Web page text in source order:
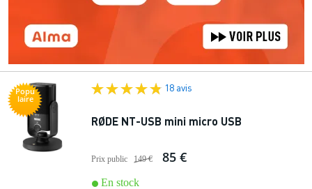
Popu
laire
18 avis
RØDE NT-USB mini micro USB
Prix public 149 € 85 €
En stock